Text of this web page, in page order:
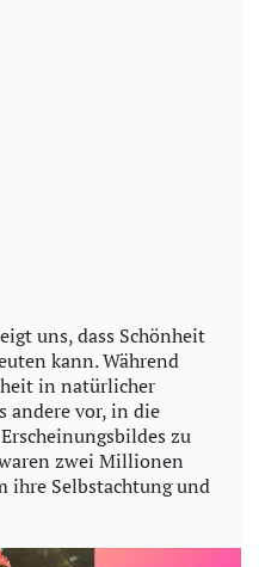
uns, dass Schönheit
kann. Während
in natürlicher
andere vor, in die
zu
zwei Millionen
ihre Selbstachtung und